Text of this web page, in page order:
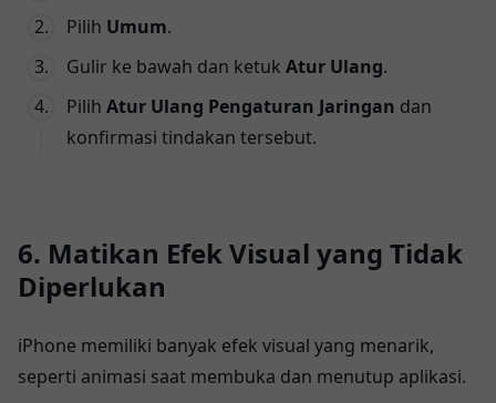
Pilih Umum.
Gulir ke bawah dan ketuk Atur Ulang.
Pilih Atur Ulang Pengaturan Jaringan dan
konfirmasi tindakan tersebut.
6. Matikan Efek Visual yang Tidak
Diperlukan
iPhone memiliki banyak efek visual yang menarik,
seperti animasi saat membuka dan menutup aplikasi.